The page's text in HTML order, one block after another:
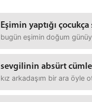
Eşimin yaptığı çocukça
bugün eşimin doğum
sevgilinin absürt
kız arkadaşım bir ara öyle